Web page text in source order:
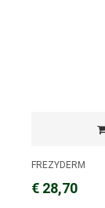
FREZYDERM
€ 28,70